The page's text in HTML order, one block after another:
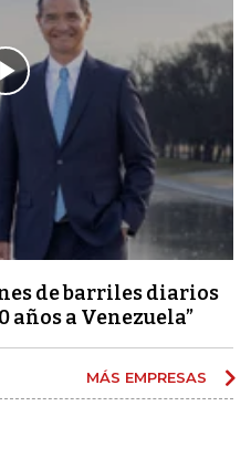
de barriles diarios
años a Venezuela”
MÁS EMPRESAS